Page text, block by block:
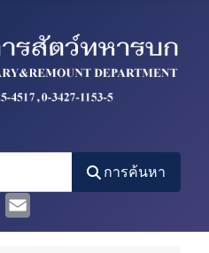
การค้นหา
Email